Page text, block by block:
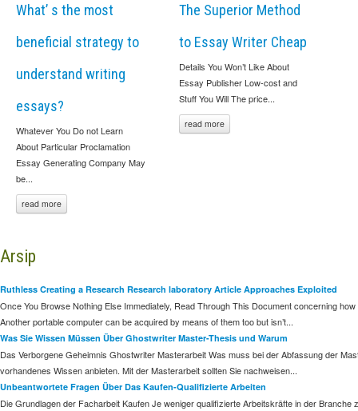
What’ s the most
beneficial strategy to
understand writing
essays?
Whatever You Do not Learn
About Particular Proclamation
Essay Generating Company May
be...
read more
The Superior Method
to Essay Writer Cheap
Details You Won’t Like About
Essay Publisher Low-cost and
Stuff You Will The price...
read more
Arsip
Ruthless Creating a Research Research laboratory Article Approaches Exploited
Once You Browse Nothing Else Immediately, Read Through This Document concerning
Another portable computer can be acquired by means of them too but isn’t...
Was Sie Wissen Müssen Über Ghostwriter Master-Thesis und Warum
Das Verborgene Geheimnis Ghostwriter Masterarbeit Was muss bei der Abfassung der
vorhandenes Wissen anbieten. Mit der Masterarbeit sollten Sie nachweisen...
Unbeantwortete Fragen Über Das Kaufen-Qualifizierte Arbeiten
Die Grundlagen der Facharbeit Kaufen Je weniger qualifizierte Arbeitskräfte in der